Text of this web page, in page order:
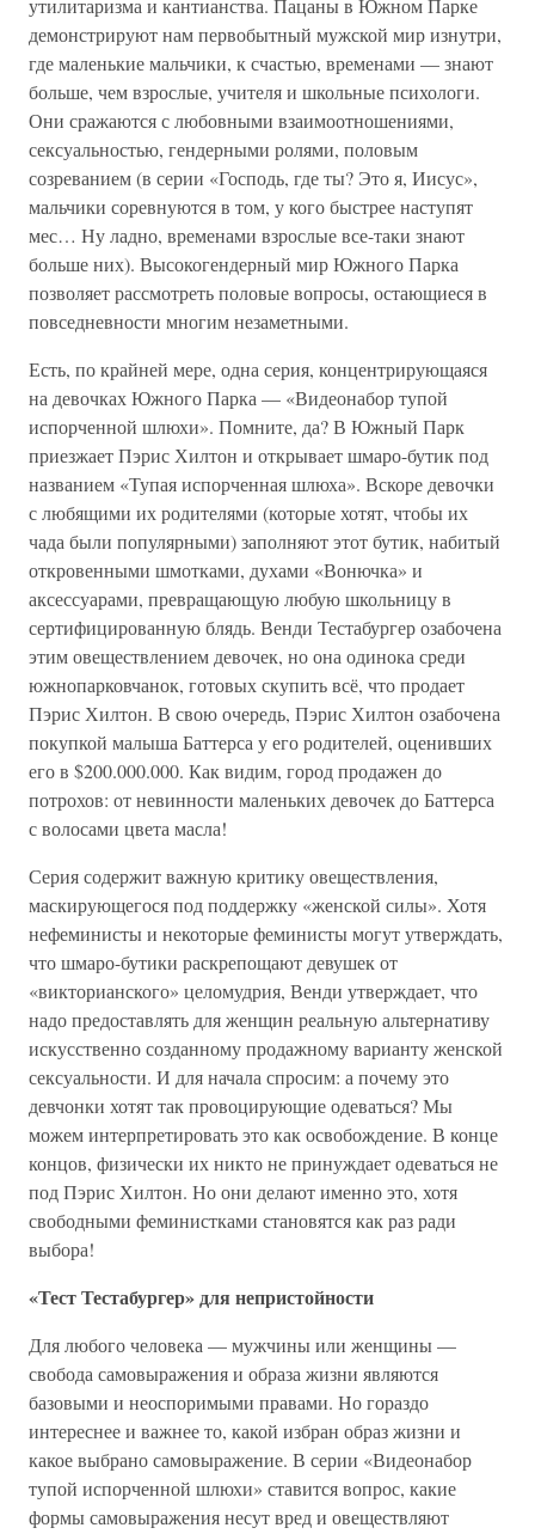
утилитаризма и кантианства. Пацаны в Южном Парке
демонстрируют нам первобытный мужской мир изнутри,
где маленькие мальчики, к счастью, временами — знают
больше, чем взрослые, учителя и школьные психологи.
Они сражаются с любовными взаимоотношениями,
сексуальностью, гендерными ролями, половым
созреванием (в серии «Господь, где ты? Это я, Иисус»,
мальчики соревнуются в том, у кого быстрее наступят
мес… Ну ладно, временами взрослые все-таки знают
больше них). Высокогендерный мир Южного Парка
позволяет рассмотреть половые вопросы, остающиеся в
повседневности многим незаметными.
Есть, по крайней мере, одна серия, концентрирующаяся
на девочках Южного Парка — «Видеонабор тупой
испорченной шлюхи». Помните, да? В Южный Парк
приезжает Пэрис Хилтон и открывает шмаро-бутик под
названием «Тупая испорченная шлюха». Вскоре девочки
с любящими их родителями (которые хотят, чтобы их
чада были популярными) заполняют этот бутик, набитый
откровенными шмотками, духами «Вонючка» и
аксессуарами, превращающую любую школьницу в
сертифицированную блядь. Венди Тестабургер озабочена
этим овеществлением девочек, но она одинока среди
южнопарковчанок, готовых скупить всё, что продает
Пэрис Хилтон. В свою очередь, Пэрис Хилтон озабочена
покупкой малыша Баттерса у его родителей, оценивших
его в $200.000.000. Как видим, город продажен до
потрохов: от невинности маленьких девочек до Баттерса
с волосами цвета масла!
Серия содержит важную критику овеществления,
маскирующегося под поддержку «женской силы». Хотя
нефеминисты и некоторые феминисты могут утверждать,
что шмаро-бутики раскрепощают девушек от
«викторианского» целомудрия, Венди утверждает, что
надо предоставлять для женщин реальную альтернативу
искусственно созданному продажному варианту женской
сексуальности. И для начала спросим: а почему это
девчонки хотят так провоцирующие одеваться? Мы
можем интерпретировать это как освобождение. В конце
концов, физически их никто не принуждает одеваться не
под Пэрис Хилтон. Но они делают именно это, хотя
свободными феминистками становятся как раз ради
выбора!
«Тест Тестабургер» для непристойности
Для любого человека — мужчины или женщины —
свобода самовыражения и образа жизни являются
базовыми и неоспоримыми правами. Но гораздо
интереснее и важнее то, какой избран образ жизни и
какое выбрано самовыражение. В серии «Видеонабор
тупой испорченной шлюхи» ставится вопрос, какие
формы самовыражения несут вред и овеществляют